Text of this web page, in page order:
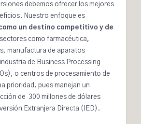
debemos ofrecer los mejores
Nuestro enfoque es
un destino competitivo y de
sectores como farmacéutica,
manufactura de aparatos
de Business Processing
o centros de procesamiento de
prioridad, pues manejan un
de 300 millones de dólares
Extranjera Directa (IED).